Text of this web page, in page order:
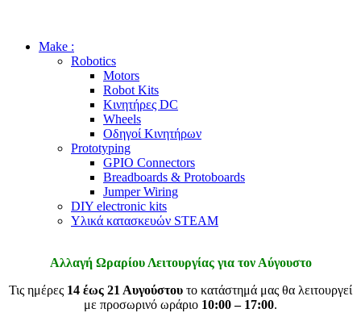
Make :
Robotics
Motors
Robot Kits
Κινητήρες DC
Wheels
Οδηγοί Κινητήρων
Prototyping
GPIO Connectors
Breadboards & Protoboards
Jumper Wiring
DIY electronic kits
Υλικά κατασκευών STEAM
Αλλαγή Ωραρίου Λειτουργίας για τον Αύγουστο
Τις ημέρες 14 έως 21 Αυγούστου το κατάστημά μας θα λειτουργεί
με προσωρινό ωράριο 10:00 – 17:00.